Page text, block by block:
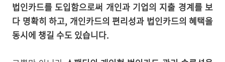
법인카드를 도입함으로써 개인과 기업의 지출 경계를 보
다 명확히 하고, 개인카드의 편리성과 법인카드의 혜택을
동시에 챙길 수도 있습니다.